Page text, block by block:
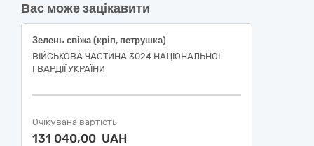
Вас може зацікавити
Зелень свіжа (кріп, петрушка)
ВІЙСЬКОВА ЧАСТИНА 3024 НАЦІОНАЛЬНОЇ
ГВАРДІЇ УКРАЇНИ
Очікувана вартість
131 040,00 UAH